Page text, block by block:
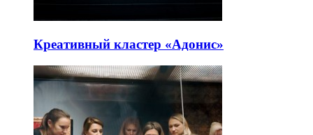
Креативный кластер «Адонис»